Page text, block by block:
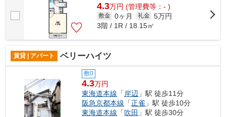
4.3万円 (管理費等：- )
敷金 0ヶ月 礼金 5万円
3階 / 1R / 18.15㎡
賃貸 | アパート ベリーハイツ
敷0
4.3万円
東海道本線 「 岸辺 」駅 徒歩11分
阪急京都本線 「正雀 」駅 徒歩10分
東海道本線 「吹田 」駅 徒歩30分